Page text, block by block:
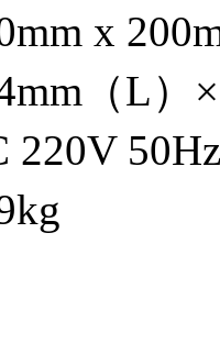
x
（L）
50Hz